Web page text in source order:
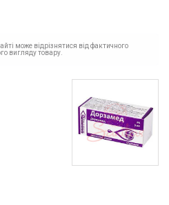
може відрізнятися від фактичного
вигляду товару.